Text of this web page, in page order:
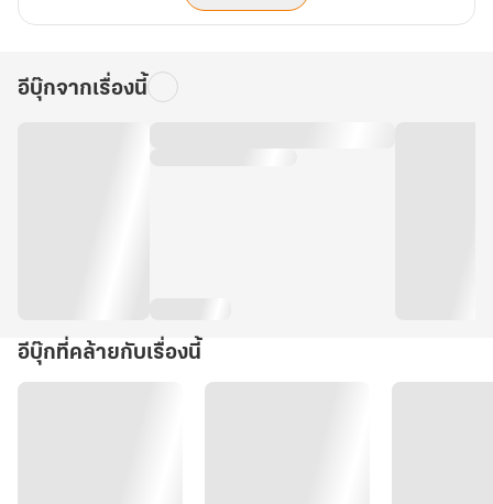
อีบุ๊กจากเรื่องนี้
อีบุ๊กที่คล้ายกับเรื่องนี้